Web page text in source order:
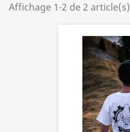
Affichage 1-2 de 2 article(s)